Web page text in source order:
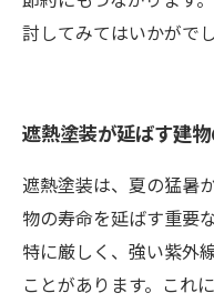
討してみてはいかがで
遮熱塗装が延ばす建
遮熱塗装は、夏の猛暑
物の寿命を延ばす重要
特に厳しく、強い紫外
ことがあります。これ